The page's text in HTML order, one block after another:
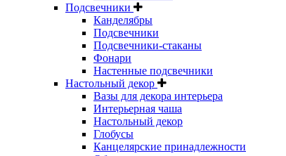
Подсвечники
Канделябры
Подсвечники
Подсвечники-стаканы
Фонари
Настенные подсвечники
Настольный декор
Вазы для декора интерьера
Интерьерная чаша
Настольный декор
Глобусы
Канцелярские принадлежности